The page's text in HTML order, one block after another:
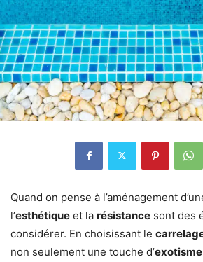
Quand on pense à l’aménagement
l’esthétique et la résistance sont des
considérer. En choisissant le
non seulement une touche d’exotisme